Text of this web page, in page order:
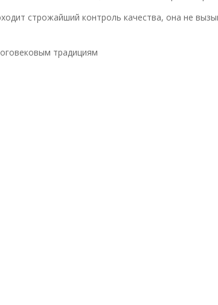
строжайший контроль качества, она не
традициям